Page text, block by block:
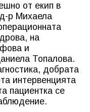
от екип в
р Михаела
на
и
Топалова.
добрата
интервенцията
пациентка се